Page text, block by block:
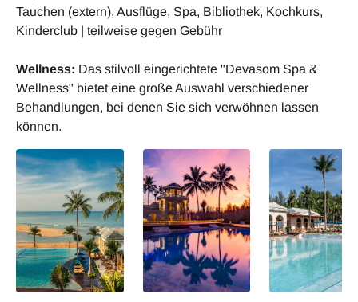
Tauchen (extern), Ausflüge, Spa, Bibliothek, Kochkurs,
Kinderclub | teilweise gegen Gebühr
Wellness: Das stilvoll eingerichtete "Devasom Spa &
Wellness" bietet eine große Auswahl verschiedener
Behandlungen, bei denen Sie sich verwöhnen lassen
können.